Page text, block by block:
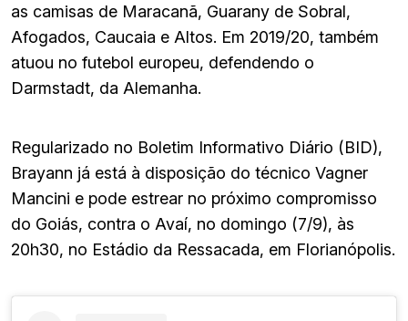
as camisas de Maracanã, Guarany de Sobral,
Afogados, Caucaia e Altos. Em 2019/20, também
atuou no futebol europeu, defendendo o
Darmstadt, da Alemanha.
Regularizado no Boletim Informativo Diário (BID),
Brayann já está à disposição do técnico Vagner
Mancini e pode estrear no próximo compromisso
do Goiás, contra o Avaí, no domingo (7/9), às
20h30, no Estádio da Ressacada, em Florianópolis.